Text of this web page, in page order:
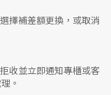
擇補差額更換，或取消
收並立即通知專櫃或客
。